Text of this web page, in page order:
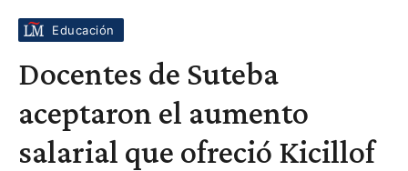
Educación
Docentes de Suteba
aceptaron el aumento
salarial que ofreció Kicillof